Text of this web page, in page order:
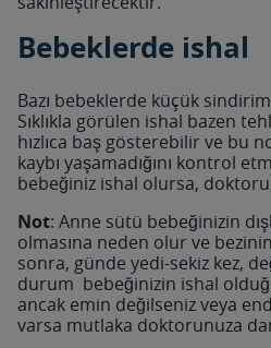
Bebeklerde ishal
Bazı bebeklerde küçük
Sıklıkla görülen ishal bazen
hızlıca baş gösterebilir ve bu
kaybı yaşamadığını kontrol
bebeğiniz ishal olursa,
Not: Anne sütü bebeğinizin
olmasına neden olur ve
sonra, günde yedi-sekiz kez,
durum bebeğinizin ishal
ancak emin değilseniz veya
varsa mutlaka doktorunuza